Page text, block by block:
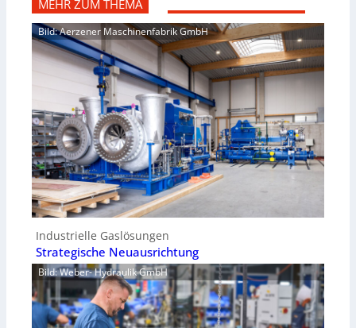
MEHR ZUM THEMA
Bild: Aerzener Maschinenfabrik GmbH
Industrielle Gaslösungen
Strategische Neuausrichtung
Bild: Weber- Hydraulik GmbH